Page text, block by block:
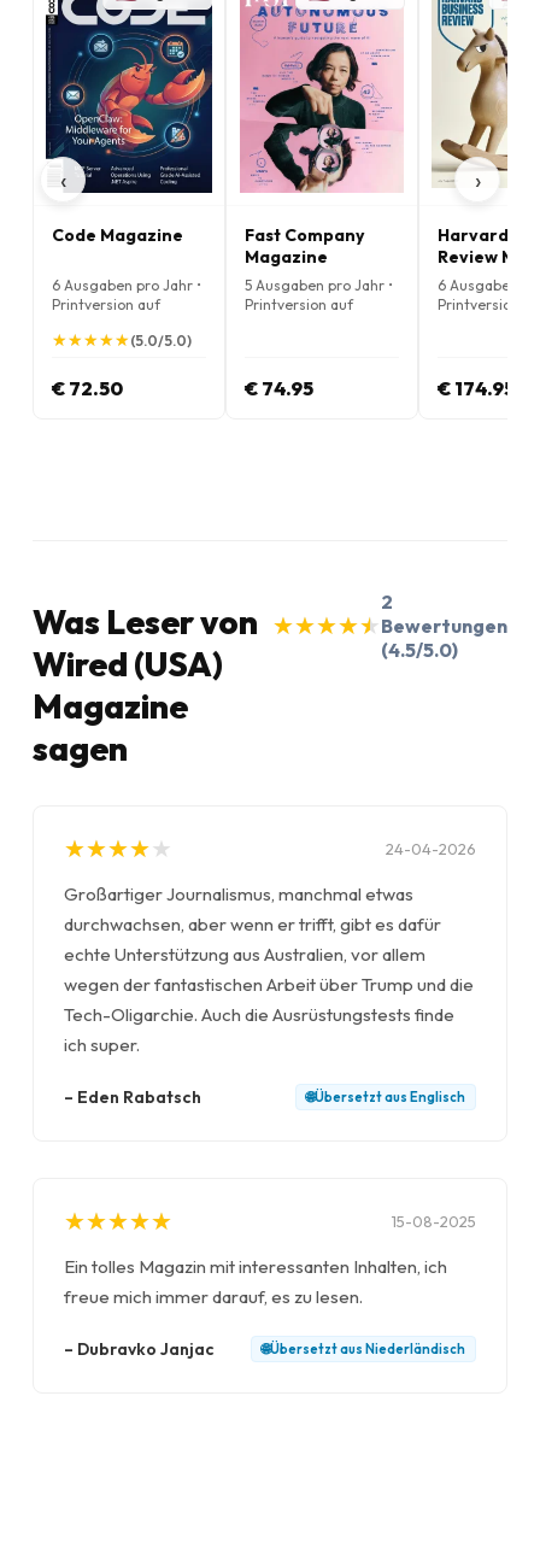
‹
Code Magazine
6 Ausgaben pro Jahr •
Printversion auf
★
★★
★★
★★
★★
★(5.0/5.0)
€ 72.50
Fast Company
Magazine
5 Ausgaben pro Jahr •
Printversion auf
€ 74.95
Harvard
Review
6 Ausgaben
Printversion
€ 174.95
›
Was Leser von
Wired (USA)
Magazine
sagen
★
★★
★★
★★
★★
★
2
Bewertungen
(4.5/5.0)
★
★★
★★
★★
★★
★ 24-04-2026
Großartiger Journalismus, manchmal etwas
durchwachsen, aber wenn er trifft, gibt es dafür
echte Unterstützung aus Australien, vor allem
wegen der fantastischen Arbeit über Trump und die
Tech-Oligarchie. Auch die Ausrüstungstests finde
ich super.
– Eden Rabatsch 🌐Übersetzt aus Englisch
★
★★
★★
★★
★★
★ 15-08-2025
Ein tolles Magazin mit interessanten Inhalten, ich
freue mich immer darauf, es zu lesen.
– Dubravko Janjac 🌐Übersetzt aus Niederländisch